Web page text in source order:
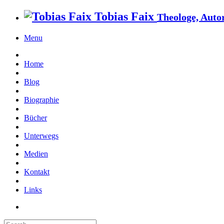
Tobias Faix Theologe,
Menu
Home
Blog
Biographie
Bücher
Unterwegs
Medien
Kontakt
Links